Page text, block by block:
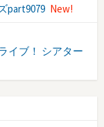
part9079 New!
イブ！ シアター